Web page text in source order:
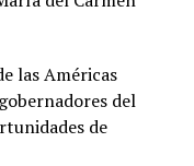
las Américas
del
de